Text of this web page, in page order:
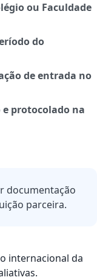
ou Faculdade
do
de entrada no
protocolado na
documentação
parceira.
internacional da